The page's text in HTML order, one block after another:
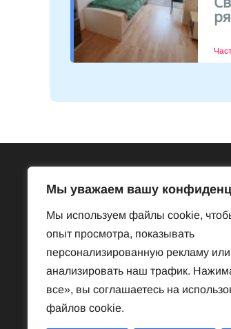
Мы уважаем вашу
Мы используем файлы cookie,
опыт просмотра, показывать
персонализированную рекламу или
анализировать наш трафик.
все», вы соглашаетесь на
файлов cookie.
Законы и порядки
Нравы и обычаи
История
Наука
Культура
Спорт